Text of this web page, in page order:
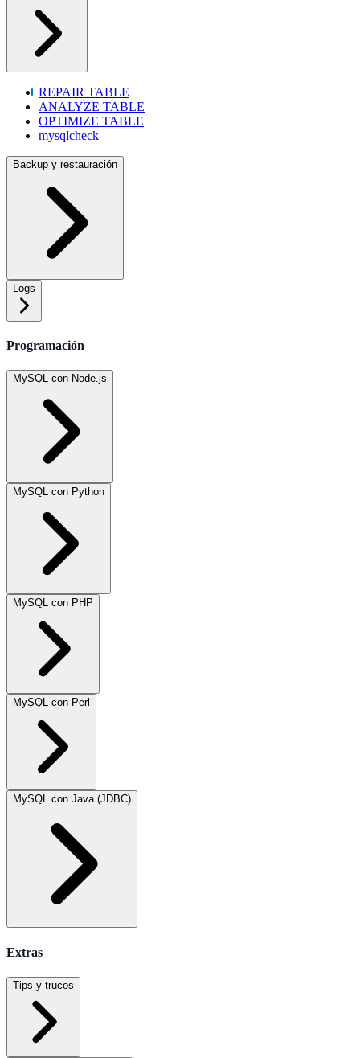
REPAIR TABLE
ANALYZE TABLE
OPTIMIZE TABLE
mysqlcheck
Backup y restauración
Logs
Programación
MySQL con Node.js
MySQL con Python
MySQL con PHP
MySQL con Perl
MySQL con Java (JDBC)
Extras
Tips y trucos